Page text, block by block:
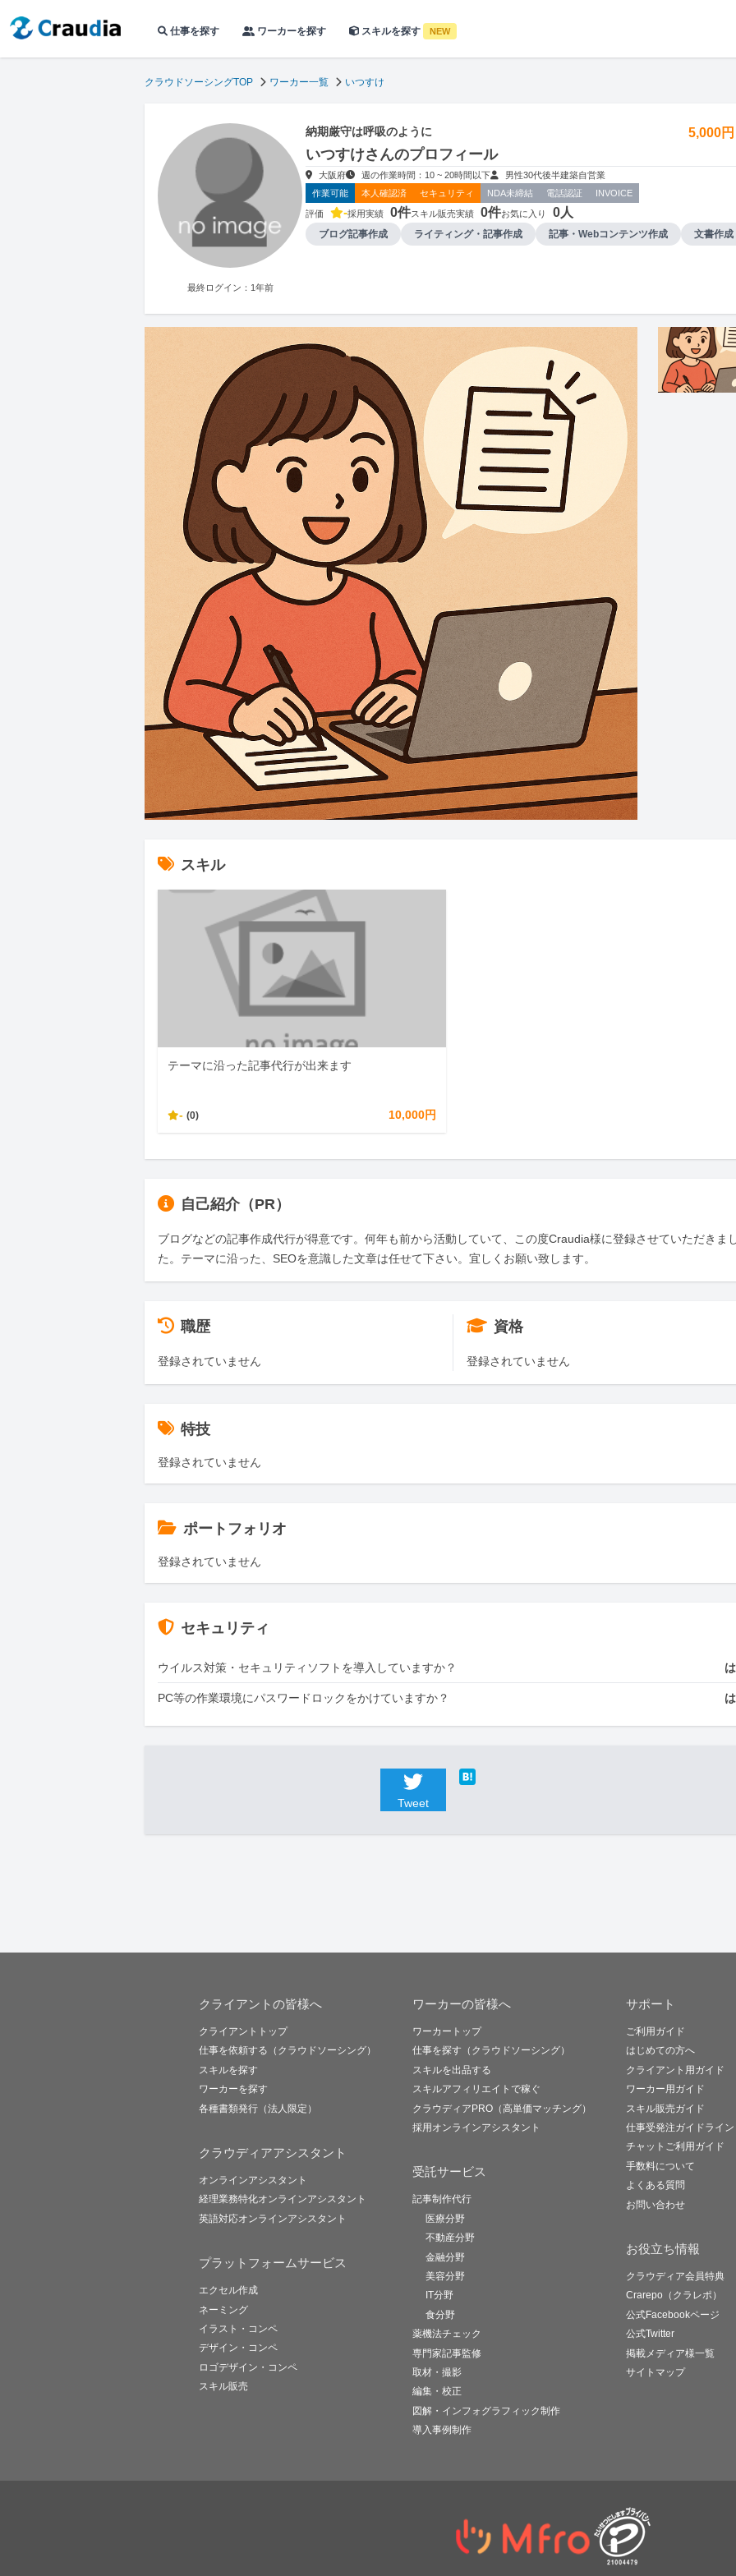
仕事を探す ワーカーを探す スキルを探す NEW
クラウドソーシングTOP ワーカー一覧 いつすけ
最終ログイン：1年前
納期厳守は呼吸のように 5,000
いつすけさんのプロフィール
大阪府 週の作業時間：10 ~ 20時間以下 男性30代後半建築自営業
作業可能
本人確認済 セキュリティ NDA未締結 電話認証 INVOICE
評価 -採用実績 0件スキル販売実績 0件お気に入り 0人
ブログ記事作成 ライティング・記事作成 記事・Webコンテンツ作成 文書作成
スキル
テーマに沿った記事代行が出来ます
- (0) 10,000円
自己紹介（PR）
ブログなどの記事作成代行が得意です。何年も前から活動していて、この度Craudia様に登録させていただきま
た。テーマに沿った、SEOを意識した文章は任せて下さい。宜しくお願い致します。
職歴
登録されていません
資格
登録されていません
特技
登録されていません
ポートフォリオ
登録されていません
セキュリティ
ウイルス対策・セキュリティソフトを導入していますか？
PC等の作業環境にパスワードロックをかけていますか？
Tweet
クライアントの皆様へ
クライアントトップ
仕事を依頼する（クラウドソーシング）
スキルを探す
ワーカーを探す
各種書類発行（法人限定）
クラウディアアシスタント
オンラインアシスタント
経理業務特化オンラインアシスタント
英語対応オンラインアシスタント
プラットフォームサービス
エクセル作成
ネーミング
イラスト・コンペ
デザイン・コンペ
ロゴデザイン・コンペ
スキル販売
ワーカーの皆様へ
ワーカートップ
仕事を探す（クラウドソーシング）
スキルを出品する
スキルアフィリエイトで稼ぐ
クラウディアPRO（高単価マッチング）
採用オンラインアシスタント
受託サービス
記事制作代行
医療分野
不動産分野
金融分野
美容分野
IT分野
食分野
薬機法チェック
専門家記事監修
取材・撮影
編集・校正
図解・インフォグラフィック制作
導入事例制作
サポート
ご利用ガイド
はじめての方へ
クライアント用ガイド
ワーカー用ガイド
スキル販売ガイド
仕事受発注ガイドライン
チャットご利用ガイド
手数料について
よくある質問
お問い合わせ
お役立ち情報
クラウディア会員特典
Crarepo（クラレポ）
公式Facebookページ
公式Twitter
掲載メディア様一覧
サイトマップ